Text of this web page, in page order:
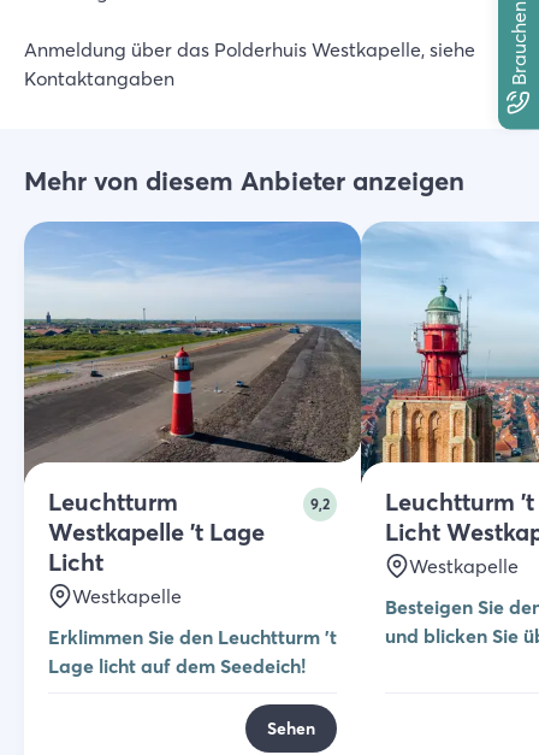
Anmeldung über das Polderhuis Westkapelle, siehe
Kontaktangaben
Mehr von diesem Anbieter anzeigen
Leuchtturm
Westkapelle 't Lage
Licht
9,2
Westkapelle
Erklimmen Sie den Leuchtturm 't
Lage licht auf dem Seedeich!
Sehen
Leuchtturm 't
Licht
Westkapelle
Besteigen Sie
und blicken Sie